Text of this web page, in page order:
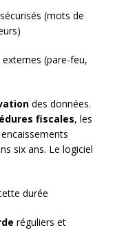
sécurisés (mots de
externes (pare-feu,
des données.
fiscales, les
six ans. Le logiciel
durée
réguliers et